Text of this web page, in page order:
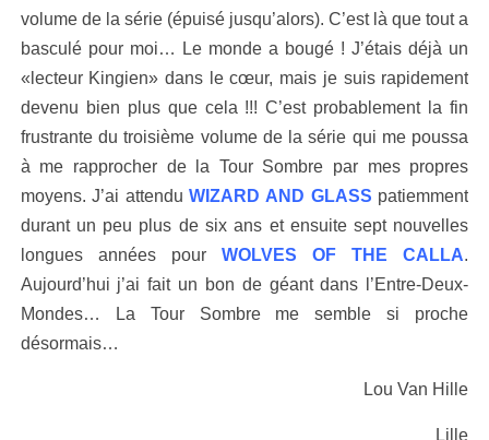
volume de la série (épuisé jusqu’alors). C’est là que tout a
basculé pour moi… Le monde a bougé ! J’étais déjà un
«lecteur Kingien» dans le cœur, mais je suis rapidement
devenu bien plus que cela !!! C’est probablement la fin
frustrante du troisième volume de la série qui me poussa
à me rapprocher de la Tour Sombre par mes propres
moyens. J’ai attenduWIZARD AND GLASS patiemment
durant un peu plus de six ans et ensuite sept nouvelles
longues années pour WOLVES OF THE CALLA.
Aujourd’hui j’ai fait un bon de géant dans l’Entre-Deux-
Mondes… La Tour Sombre me semble si proche
désormais…
Lou Van Hille
Lille